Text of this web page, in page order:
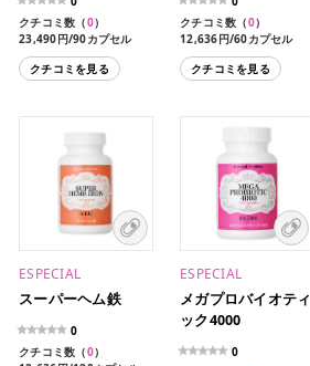
クチコミ数（0）
23,490円/90カプセル
クチコミを見る
クチコミ数（0）
12,636円/60カプセル
クチコミを見る
ESPECIAL
スーパーヘム鉄
0
クチコミ数（0）
ESPECIAL
メガプロバイオティ
ック4000
0